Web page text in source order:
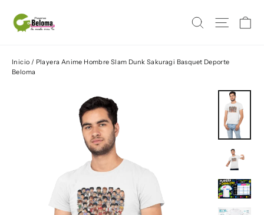
directamente
Buscar
Inicio / Playera Anime Hombre Slam Dunk Sakuragi Basquet Deporte
Beloma